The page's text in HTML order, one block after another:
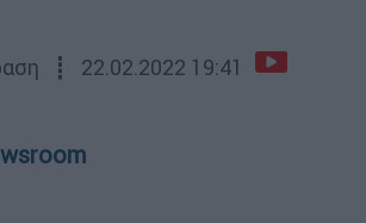
┋ 22.02.2022 19:41